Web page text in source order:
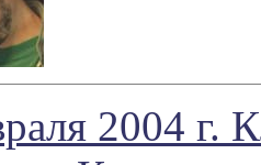
2004